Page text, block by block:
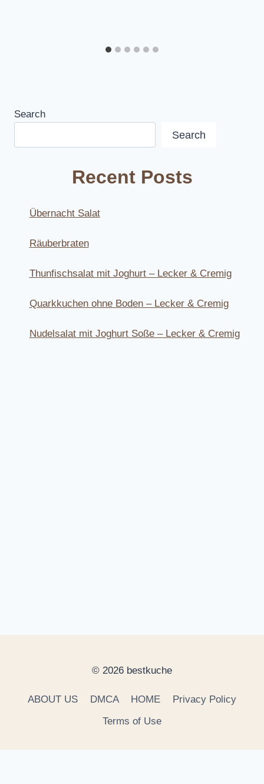
Search
Search
Recent Posts
Übernacht Salat
Räuberbraten
Thunfischsalat mit Joghurt – Lecker & Cremig
Quarkkuchen ohne Boden – Lecker & Cremig
Nudelsalat mit Joghurt Soße – Lecker & Cremig
© 2026 bestkuche
ABOUT US DMCA HOME
Privacy Policy
Terms of Use